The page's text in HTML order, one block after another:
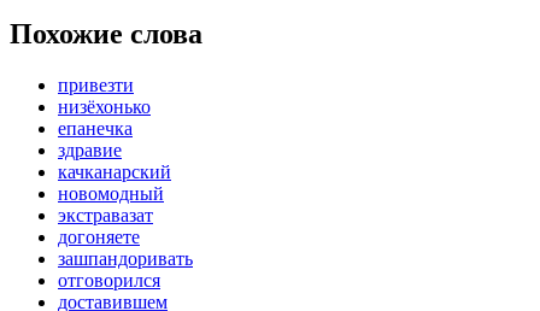
Похожие слова
привезти
низёхонько
епанечка
здравие
качканарский
новомодный
экстравазат
догоняете
зашпандоривать
отговорился
доставившем